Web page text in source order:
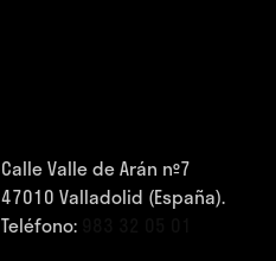
Calle Valle de Arán nº7
47010 Valladolid (España).
Teléfono: